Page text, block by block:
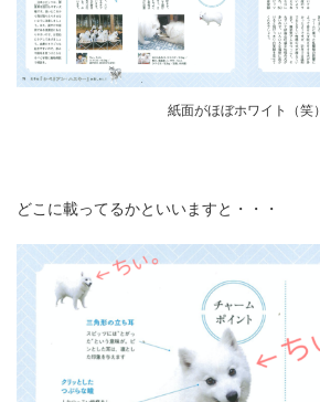
紙面がほぼホワイト（笑）
どこに載ってるかといいますと・・・